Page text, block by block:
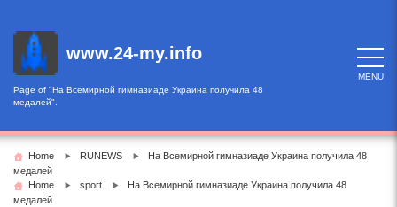
content
www.24-my.info
Page of "На Всемирной гимназиаде Украина получила 48
медалей".
MENU
Home RUNEWS
На Всемирной гимназиаде Украина получила 48
медалей
Home
sport
На Всемирной гимназиаде Украина получила 48
медалей